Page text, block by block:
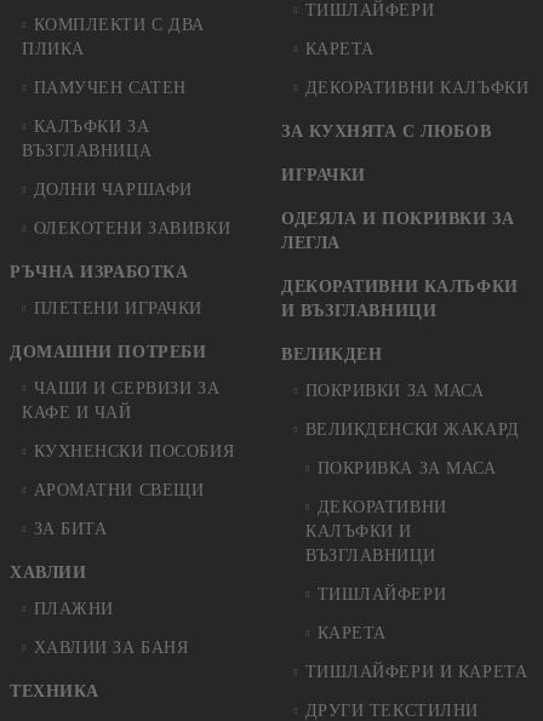
КОМПЛЕКТИ С ДВА
ПЛИКА
ПАМУЧЕН САТЕН
КАЛЪФКИ ЗА
ВЪЗГЛАВНИЦА
ДОЛНИ ЧАРШАФИ
ОЛЕКОТЕНИ ЗАВИВКИ
РЪЧНА ИЗРАБОТКА
ПЛЕТЕНИ ИГРАЧКИ
ДОМАШНИ ПОТРЕБИ
ЧАШИ И СЕРВИЗИ ЗА
КАФЕ И ЧАЙ
КУХНЕНСКИ ПОСОБИЯ
АРОМАТНИ СВЕЩИ
ЗА БИТА
ХАВЛИИ
ПЛАЖНИ
ХАВЛИИ ЗА БАНЯ
ТЕХНИКА
ТИШЛАЙФЕРИ
КАРЕТА
ДЕКОРАТИВНИ КАЛЪФКИ
ЗА КУХНЯТА С ЛЮБОВ
ИГРАЧКИ
ОДЕЯЛА И ПОКРИВКИ ЗА
ЛЕГЛА
ДЕКОРАТИВНИ КАЛЪФКИ
И ВЪЗГЛАВНИЦИ
ВЕЛИКДЕН
ПОКРИВКИ ЗА МАСА
ВЕЛИКДЕНСКИ ЖАКАРД
ПОКРИВКА ЗА МАСА
ДЕКОРАТИВНИ
КАЛЪФКИ И
ВЪЗГЛАВНИЦИ
ТИШЛАЙФЕРИ
КАРЕТА
ТИШЛАЙФЕРИ И КАРЕТА
ДРУГИ ТЕКСТИЛНИ